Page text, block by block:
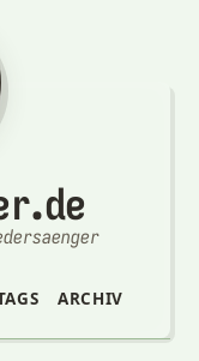
ARCHIV